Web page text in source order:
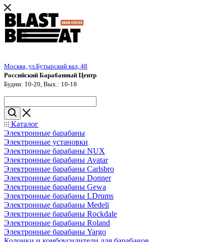
Москва, ул.Бутырский вал, 48
Российский Барабанный Центр
Будни: 10-20, Вых.: 10-18
Каталог
Электронные барабаны
Электронные установки
Электронные барабаны NUX
Электронные барабаны Avatar
Электронные барабаны Carlsbro
Электронные барабаны Donner
Электронные барабаны Gewa
Электронные барабаны LDrums
Электронные барабаны Medeli
Электронные барабаны Rockdale
Электронные барабаны Roland
Электронные барабаны Yargo